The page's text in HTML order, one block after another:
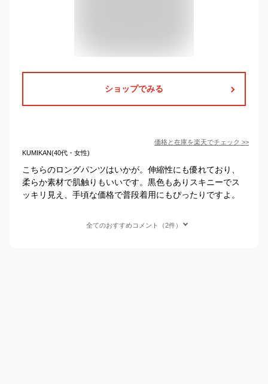
ショップでみる
価格と在庫を楽天でチェック >>
KUMIKAN(40代・女性)
こちらのロングパンツはいかが。伸縮性にも優れており、
柔らか素材で肌触りもいいです。黒色もありスキニーでス
ッキリ見え、手頃な価格で普段着用にもぴったりですよ。
全てのおすすめコメント（2件）